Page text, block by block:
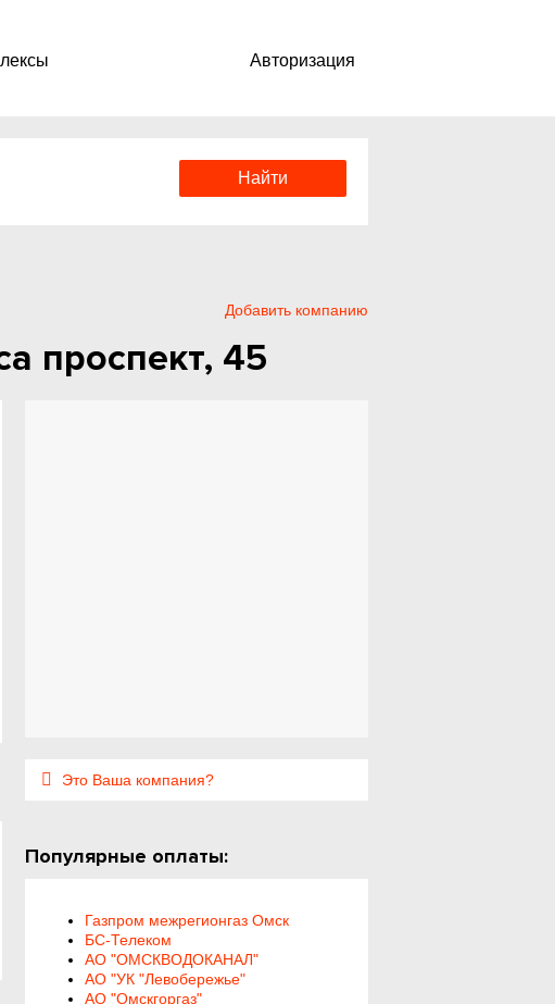
Авторизация
Добавить компанию
проспект, 45
Это Ваша компания?
Популярные оплаты:
Газпром межрегионгаз Омск
БС-Телеком
АО "ОМСКВОДОКАНАЛ"
АО "УК "Левобережье"
АО "Омскгоргаз"